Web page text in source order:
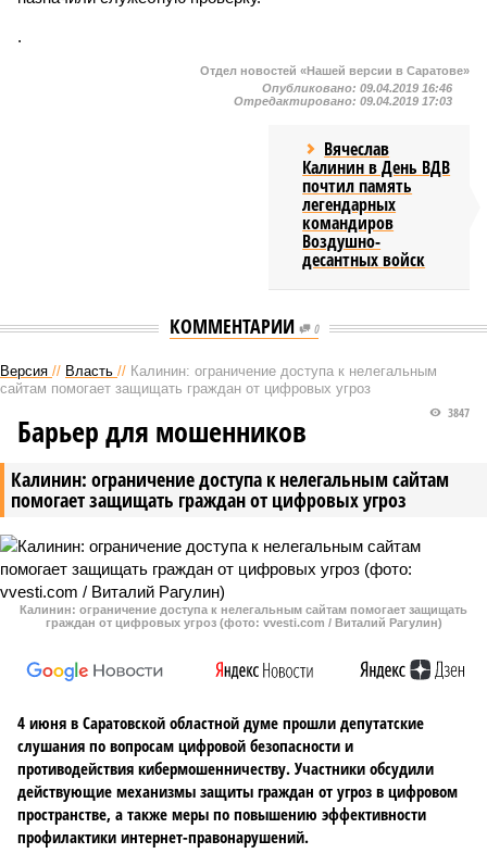
.
Отдел новостей «Нашей версии в Саратове»
Опубликовано: 09.04.2019 16:46
Отредактировано: 09.04.2019 17:03
Вячеслав
Калинин в День ВДВ
почтил память
легендарных
командиров
Воздушно-
десантных войск
КОММЕНТАРИИ 0
Версия // Власть // Калинин: ограничение доступа к нелегальным
сайтам помогает защищать граждан от цифровых угроз
Калинин: ограничение доступа к нелегальным сайтам
помогает защищать граждан от цифровых угроз
3847
Барьер для мошенников
Калинин: ограничение доступа к нелегальным сайтам помогает защищать
граждан от цифровых угроз (фото: vvesti.com / Виталий Рагулин)
4 июня в Саратовской областной думе прошли депутатские
слушания по вопросам цифровой безопасности и
противодействия кибермошенничеству. Участники обсудили
действующие механизмы защиты граждан от угроз в цифровом
пространстве, а также меры по повышению эффективности
профилактики интернет-правонарушений.